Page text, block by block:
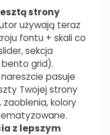
strony
używają teraz
fontu + skali co
sekcja
bento grid).
pasuje
Twojej strony
zaoblenia, kolory
z lepszym